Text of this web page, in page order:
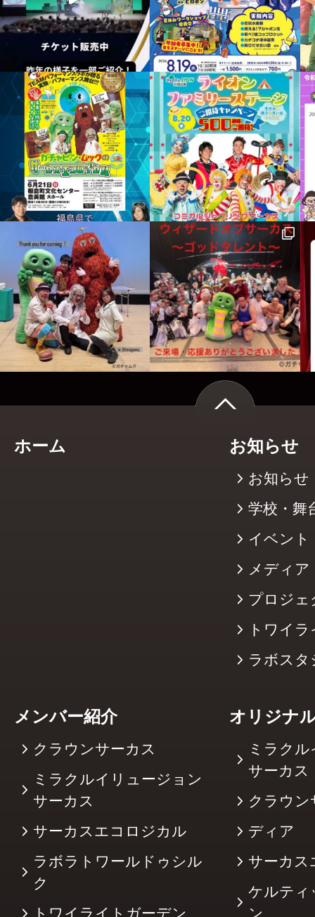
ホーム お知らせ
お知らせ
学校・舞
イベント
メディア
プロジェ
トワイ
ラボスタ
メンバー紹介
クラウンサーカス
ミラクルイリュージョン
サーカス
サーカスエコロジカル
ラボラトワールドゥシル
ク
トワイライトガーデン
オリジナ
ミラク
サーカ
クラウン
ディア
サーカス
ケルティ
ン